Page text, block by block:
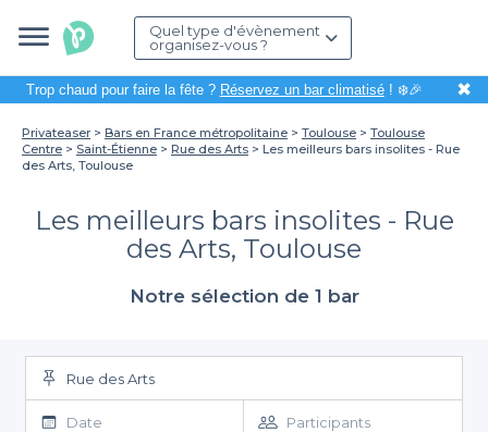
Quel type d'évènement
organisez-vous ?
Trop chaud pour faire la fête ? Réservez un bar climatisé! ❄️🎉 ✖
Privateaser Bars en France métropolitaine Toulouse
Toulouse
Centre
Saint-Étienne Rue des Arts
Les meilleurs bars insolites - Rue
des Arts, Toulouse
Les meilleurs bars insolites - Rue
des Arts, Toulouse
Notre sélection de 1 bar
Rue des Arts
Date Participants